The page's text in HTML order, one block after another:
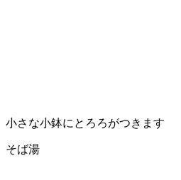
小さな小鉢にとろろがつきます
そば湯